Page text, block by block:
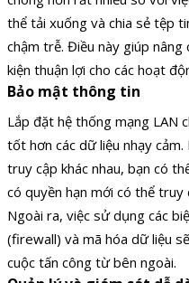
thể tải xuống và chia sẻ tệp
chậm trễ. Điều này giúp nâng
kiện thuận lợi cho các hoạt
Bảo mật thông tin
Lắp đặt hệ thống mạng LAN
tốt hơn các dữ liệu nhạy
truy cập khác nhau, bạn có
có quyền hạn mới có thể
Ngoài ra, việc sử dụng các
(firewall) và mã hóa dữ liệu
cuộc tấn công từ bên ngoài.